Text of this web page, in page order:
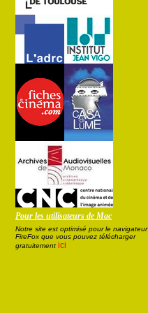
Pour les utilisateurs de Mac
Notre site est optimisé pour le navigateur
FireFox que vous pouvez télécharger
gratuitement ici